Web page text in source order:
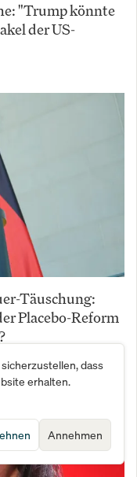
"Trump könnte
der US-
Täuschung:
Placebo-Reform
dass
erhalten.
Annehmen